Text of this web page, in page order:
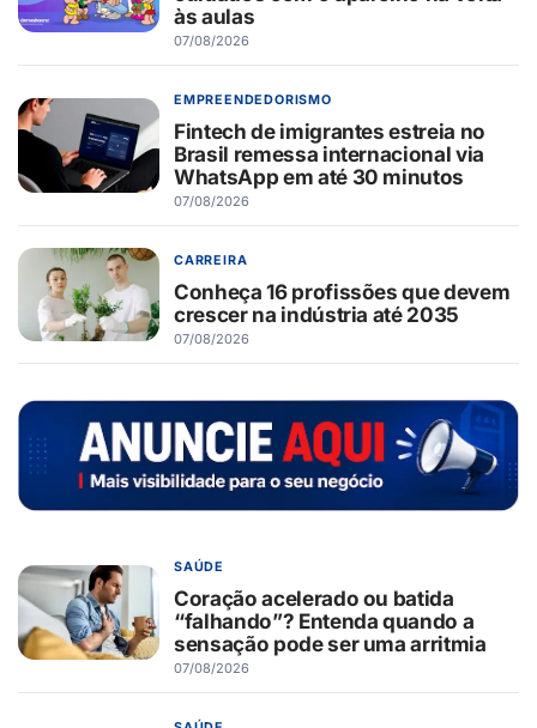
às aulas
07/08/2026
EMPREENDEDORISMO
Fintech de imigrantes estreia no
Brasil remessa internacional via
WhatsApp em até 30 minutos
07/08/2026
CARREIRA
Conheça 16 profissões que devem
crescer na indústria até 2035
07/08/2026
SAÚDE
Coração acelerado ou batida
“falhando”? Entenda quando a
sensação pode ser uma arritmia
07/08/2026